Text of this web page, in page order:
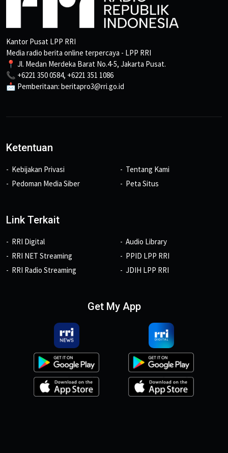
Kantor Pusat LPP RRI
Media radio berita online terpercaya - LPP RRI
📍 Jl. Medan Merdeka Barat No.4-5, Jakarta Pusat.
📞 +6221 350 0584, +6221 351 1086
📩 Pemberitaan: beritapro3@rri.go.id
Ketentuan
Kebijakan Privasi
Pedoman Media Siber
Tentang Kami
Peta Situs
Link Terkait
RRI Digital
RRI NET Streaming
RRI Radio Streaming
Audio Library
PPID LPP RRI
JDIH LPP RRI
Get My App